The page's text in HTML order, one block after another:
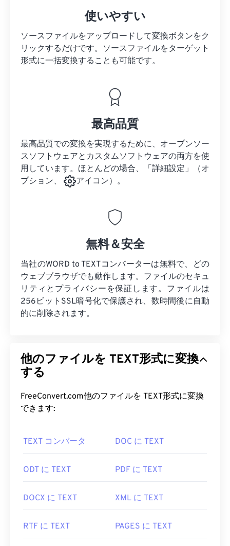
使いやすい
ソースファイルをアップロードして変換ボタンをク
リックするだけです。 ソースファイルをターゲット
形式に一括変換することも可能です。
最高品質
最高品質での変換を実現するために、オープンソー
スソフトウェアとカスタムソフトウェアの両方を使
用しています。ほとんどの場合、「詳細設定」（オ
プション、
アイコン）。
無料＆安全
当社のWORD to TEXTコンバーターは無料で、どの
ウェブブラウザでも動作します。ファイルのセキュ
リティとプライバシーを保証します。ファイルは
256ビットSSL暗号化で保護され、数時間後に自動
的に削除されます。
他のファイルを TEXT形式に変換
する
FreeConvert.com他のファイルを TEXT形式に変換
できます:
TEXT コンバータ DOC に TEXT
ODT に TEXT PDF に TEXT
DOCX に TEXT XML に TEXT
RTF に TEXT PAGES に TEXT